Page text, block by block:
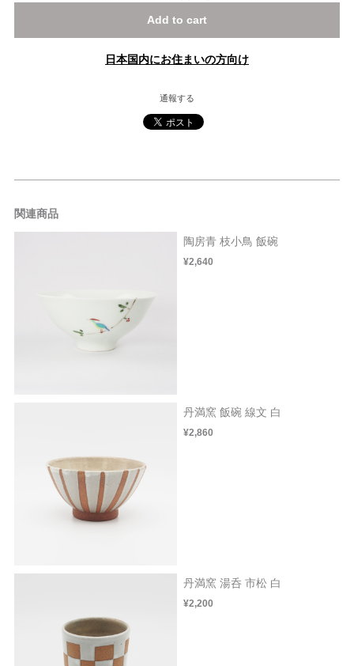
Add to cart
日本国内にお住まいの方向け
通報する
関連商品
陶房青 枝小鳥 飯碗
¥2,640
丹満窯 飯碗 線文 白
¥2,860
丹満窯 湯呑 市松 白
¥2,200